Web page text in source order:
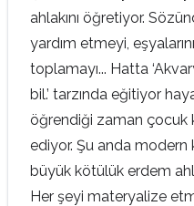
ahlakını öğretiyor.
yardım etmeyi,
toplamayı... Hatta
bil.’ tarzında eğitiyor
öğrendiği zaman çocuk
ediyor. Şu anda modern
büyük kötülük erdem
Her şeyi materyalize